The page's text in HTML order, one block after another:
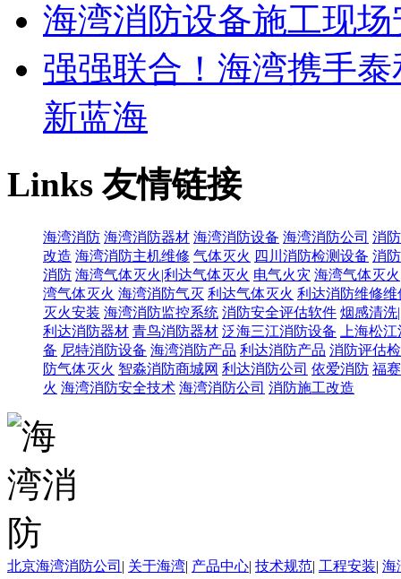
海湾消防设备施工现
强强联合！海湾携手
新蓝海
Links友情链接
海湾消防 海湾消防器材 海湾消防设备 海湾消防公司 消
改造 海湾消防主机维修 气体灭火 四川消防检测设备 消
消防 海湾气体灭火|利达气体灭火 电气火灾 海湾气体灭
湾气体灭火 海湾消防气灭 利达气体灭火 利达消防维修维
灭火安装 海湾消防监控系统 消防安全评估软件 烟感清洗
利达消防器材 青鸟消防器材 泛海三江消防设备
上海松
备 尼特消防设备 海湾消防产品 利达消防产品 消防评估
防气体灭火 智淼消防商城网 利达消防公司 依爱消防 福
火 海湾消防安全技术 海湾消防公司 消防施工改造
北京海湾消防公司 | 关于海湾| 产品中心| 技术规范| 工程安装| 海